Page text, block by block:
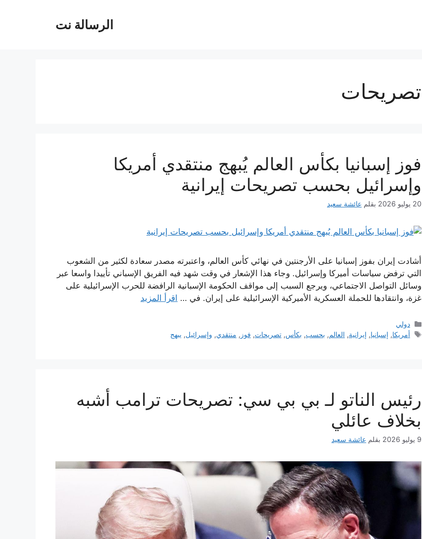
الرسالة نت
تصريحات
فوز إسبانيا بكأس العالم يُبهج منتقدي أمريكا
وإسرائيل بحسب تصريحات إيرانية
20 يوليو 2026 بقلم عائشة سعيد
أشادت إيران بفوز إسبانيا على الأرجنتين في نهائي كأس العالم، واعتبرته مصدر سعادة لكثير من الشعوب
التي ترفض سياسات أميركا وإسرائيل. وجاء هذا الإشعار في وقت شهد فيه الفريق الإسباني تأييدا واسعا عبر
وسائل التواصل الاجتماعي، ويرجع السبب إلى مواقف الحكومة الإسبانية الرافضة للحرب الإسرائيلية على
غزة، وانتقادها للحملة العسكرية الأميركية الإسرائيلية على إيران. في … اقرأ المزيد
التصنيفات
دولي
الوسوم
أمريكا, إسبانيا, إيرانية, العالم, بحسب, بكأس,تصريحات, فوز , منتقدي, وإسرائيل, يبهج
رئيس الناتو لـ بي بي سي: تصريحات ترامب أشبه
بخلاف عائلي
9 يوليو 2026 بقلم عائشة سعيد